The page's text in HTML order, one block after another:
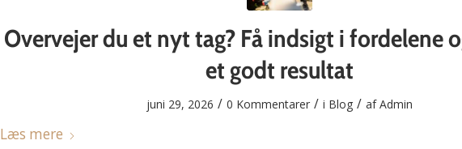
Overvejer du et nyt tag? Få indsigt i fordelene
et godt resultat
juni 29, 2026 / 0 Kommentarer / i Blog / afAdmin
Læs mere